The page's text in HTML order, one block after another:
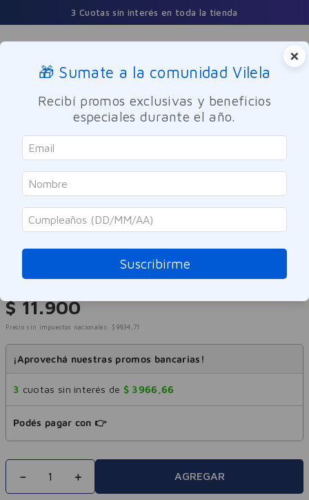
3 Cuotas sin interés en toda la tienda
Buscar
Maquillaje Ojos
Máscara Para Pestañas Fiber Up
01 Black Up
Referencia:-317905
$ 11.900
Precio sin impuestos nacionales: $ 9834 , 71
¡Aprovechá nuestras promos bancarias!
3 cuotas sin interés de $ 3966 ,66
Podés pagar con 👉
＋
－ AGREGAR
×
🎁 Sumate a la comunidad Vilela
Recibí promos exclusivas y beneficios
especiales durante el año.
Suscribirme